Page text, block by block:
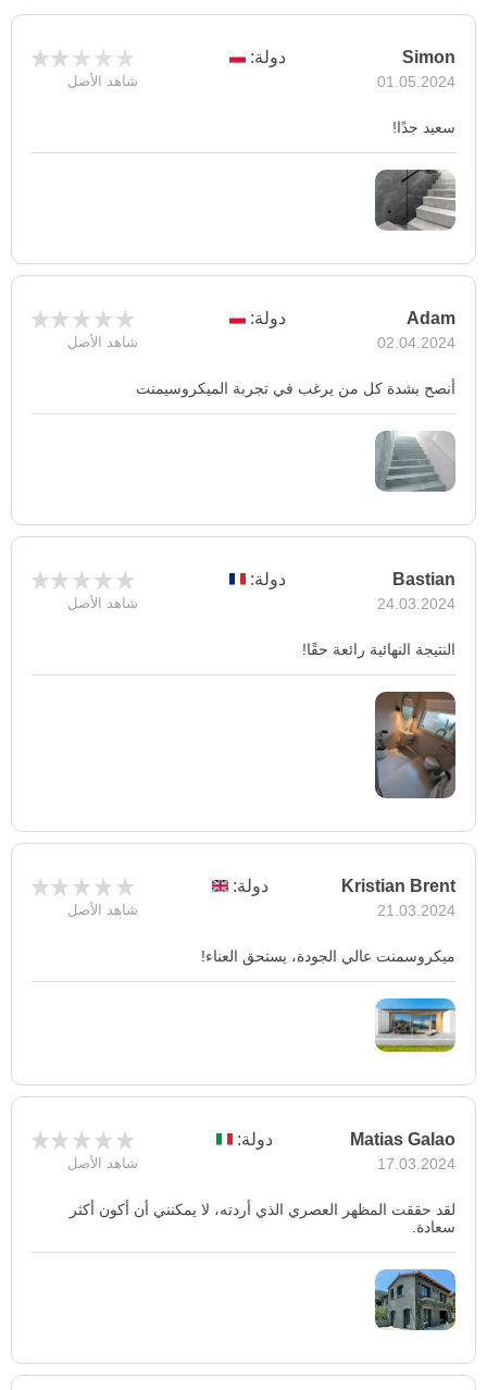
Simon
01.05.2024
دولة:
شاهد الأصل
سعيد جدًا!
Adam
02.04.2024
دولة:
شاهد الأصل
أنصح بشدة كل من يرغب في تجربة الميكروسيمنت
Bastian
24.03.2024
دولة:
شاهد الأصل
النتيجة النهائية رائعة حقًا!
Kristian Brent
21.03.2024
دولة:
شاهد الأصل
ميكروسمنت عالي الجودة، يستحق العناء!
Matias Galao
17.03.2024
دولة:
شاهد الأصل
لقد حققت المظهر العصري الذي أردته، لا يمكنني أن أكون أكثر
سعادة.